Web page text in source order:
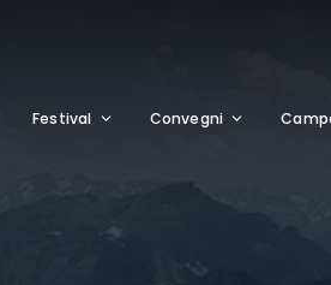
Festival Convegni